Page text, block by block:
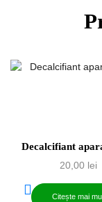
Decalcifiant
20,00 lei
Citește mai